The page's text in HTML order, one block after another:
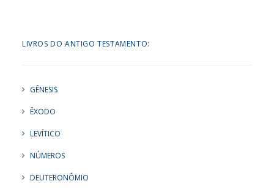
LIVROS DO ANTIGO TESTAMENTO:
GÊNESIS
ÊXODO
LEVÍTICO
NÚMEROS
DEUTERONÔMIO